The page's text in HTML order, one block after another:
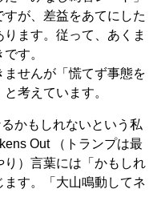
が、差益をあてにした
ます。従って、あくま
す。
せんが「慌てず事態を
考えています。
かもしれないという私
Out （トランプは最
）言葉には「かもしれ
す。「大山鳴動してネ